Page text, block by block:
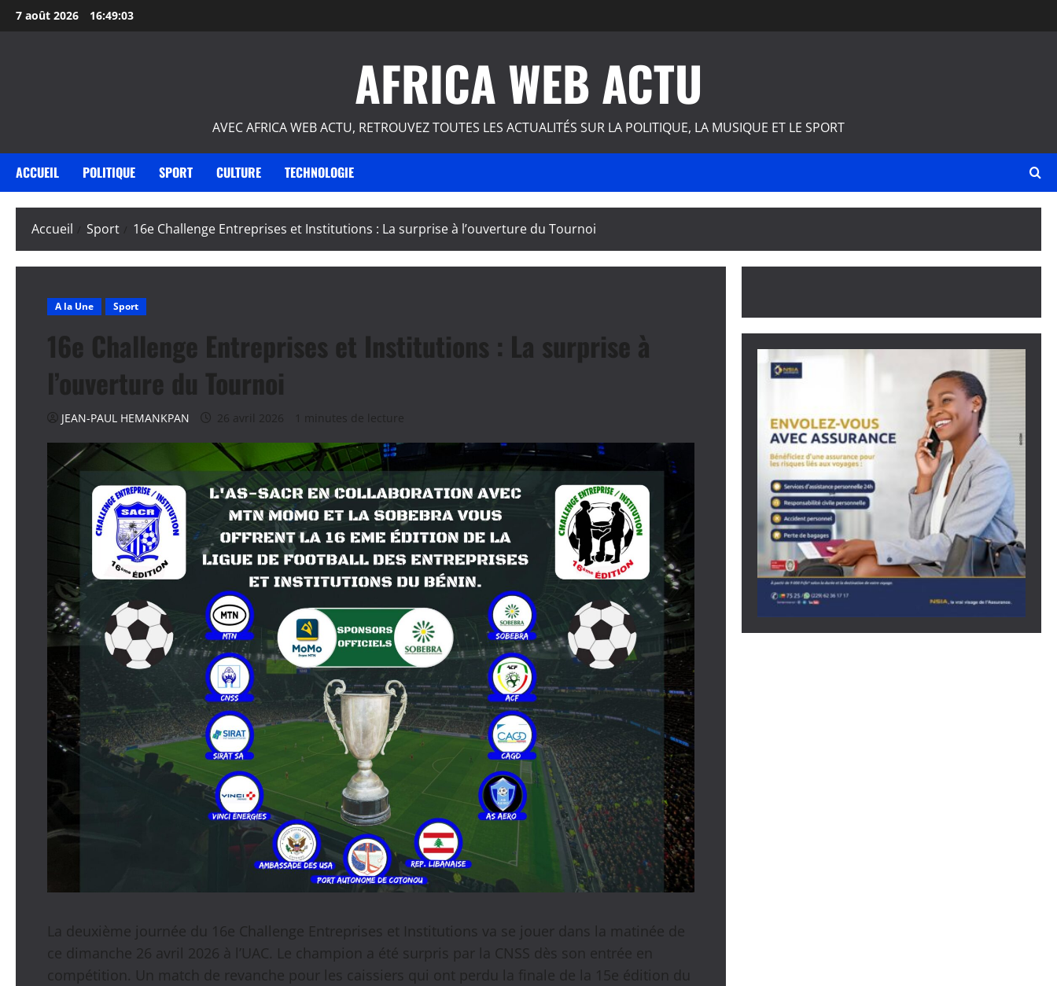
Aller
au
7 août 2026 16:49:04
AFRICA WEB ACTU
AVEC AFRICA WEB ACTU, RETROUVEZ TOUTES LES ACTUALITÉS SUR LA POLITIQUE, LA MUSIQUE ET LE SPORT
ACCUEIL POLITIQUE SPORT CULTURE TECHNOLOGIE
Accueil Sport 16e Challenge Entreprises et Institutions : La surprise à l’ouverture du Tournoi
A la Une Sport
16e Challenge Entreprises et Institutions : La surprise à
l’ouverture du Tournoi
JEAN-PAUL HEMANKPAN 26 avril 2026 1 minutes de lecture
La deuxième journée du 16e Challenge Entreprises et Institutions va se jouer dans la matinée de
ce dimanche 26 avril 2026 à l’UAC. Le champion a été surpris par la CNSS dès son entrée en
compétition. Un match de revanche pour les caissiers qui ont perdu la finale de la 15e édition du